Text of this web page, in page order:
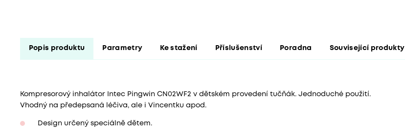
Popis produktu Parametry Ke stažení Příslušenství Poradna Související produkty
Kompresorový inhalátor Intec Pingwin CN02WF2 v dětském provedení tučňák. Jednoduché použití.
Vhodný na předepsaná léčiva, ale i Vincentku apod.
Design určený speciálně dětem.